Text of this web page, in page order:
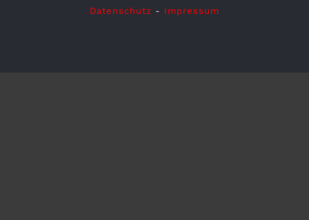
Datenschutz - Impressum